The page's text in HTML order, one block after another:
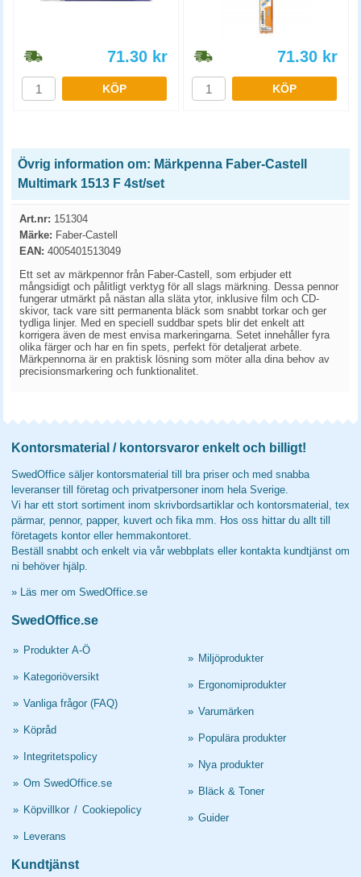
71.30 kr
KÖP
71.30 kr
KÖP
Övrig information om: Märkpenna Faber-Castell
Multimark 1513 F 4st/set
Art.nr: 151304
Märke: Faber-Castell
EAN: 4005401513049
Ett set av märkpennor från Faber-Castell, som erbjuder ett
mångsidigt och pålitligt verktyg för all slags märkning. Dessa pennor
fungerar utmärkt på nästan alla släta ytor, inklusive film och CD-
skivor, tack vare sitt permanenta bläck som snabbt torkar och ger
tydliga linjer. Med en speciell suddbar spets blir det enkelt att
korrigera även de mest envisa markeringarna. Setet innehåller fyra
olika färger och har en fin spets, perfekt för detaljerat arbete.
Märkpennorna är en praktisk lösning som möter alla dina behov av
precisionsmarkering och funktionalitet.
Kontorsmaterial / kontorsvaror enkelt och billigt!
SwedOffice säljer kontorsmaterial till bra priser och med snabba
leveranser till företag och privatpersoner inom hela Sverige.
Vi har ett stort sortiment inom skrivbordsartiklar och kontorsmaterial, tex
pärmar, pennor, papper, kuvert och fika mm. Hos oss hittar du allt till
företagets kontor eller hemmakontoret.
Beställ snabbt och enkelt via vår webbplats eller kontakta kundtjänst om
ni behöver hjälp.
» Läs mer om SwedOffice.se
SwedOffice.se
» Produkter A-Ö
» Kategoriöversikt
» Vanliga frågor (FAQ)
» Köpråd
» Integritetspolicy
» Om SwedOffice.se
» Köpvillkor / Cookiepolicy
» Leverans
» Miljöprodukter
» Ergonomiprodukter
» Varumärken
» Populära produkter
» Nya produkter
» Bläck & Toner
» Guider
Kundtjänst